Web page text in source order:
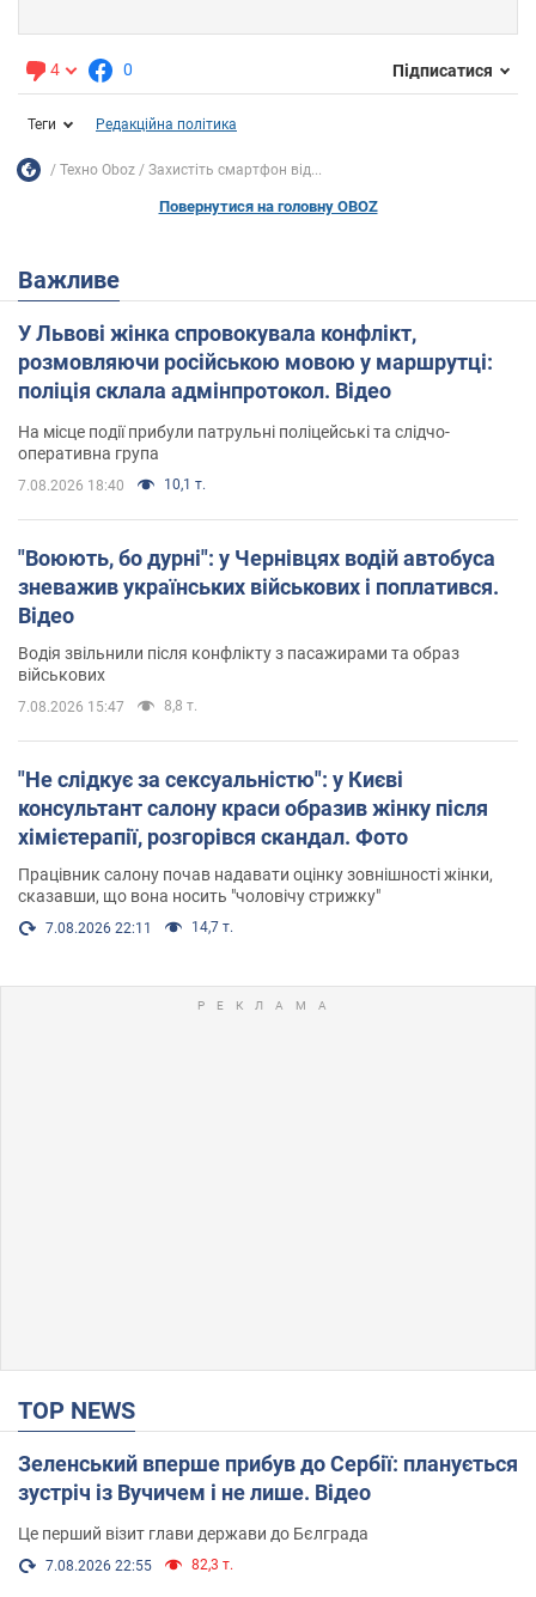
4 0 Підписатися
Теги Редакційна політика
Техно Oboz Захистіть смартфон від...
Повернутися на головну OBOZ
Важливе
У Львові жінка спровокувала конфлікт,
розмовляючи російською мовою у маршрутці:
поліція склала адмінпротокол. Відео
На місце події прибули патрульні поліцейські та слідчо-
оперативна група
7.08.2026 18:40 10,1 т.
"Воюють, бо дурні": у Чернівцях водій автобуса
зневажив українських військових і поплатився.
Відео
Водія звільнили після конфлікту з пасажирами та образ
військових
7.08.2026 15:47 8,8 т.
"Не слідкує за сексуальністю": у Києві
консультант салону краси образив жінку після
хімієтерапії, розгорівся скандал. Фото
Працівник салону почав надавати оцінку зовнішності жінки,
сказавши, що вона носить "чоловічу стрижку"
7.08.2026 22:11 14,7 т.
TOP NEWS
Зеленський вперше прибув до Сербії: планується
зустріч із Вучичем і не лише. Відео
Це перший візит глави держави до Бєлграда
7.08.2026 22:55 82,3 т.